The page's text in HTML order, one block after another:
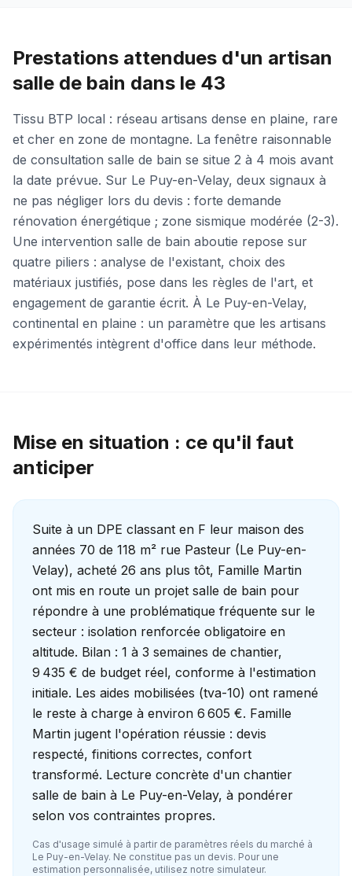
Prestations attendues d'un artisan
salle de bain dans le 43
Tissu BTP local : réseau artisans dense en plaine, rare
et cher en zone de montagne. La fenêtre raisonnable
de consultation salle de bain se situe 2 à 4 mois avant
la date prévue. Sur Le Puy-en-Velay, deux signaux à
ne pas négliger lors du devis : forte demande
rénovation énergétique ; zone sismique modérée (2-3).
Une intervention salle de bain aboutie repose sur
quatre piliers : analyse de l'existant, choix des
matériaux justifiés, pose dans les règles de l'art, et
engagement de garantie écrit. À Le Puy-en-Velay,
continental en plaine : un paramètre que les artisans
expérimentés intègrent d'office dans leur méthode.
Mise en situation : ce qu'il faut
anticiper
Suite à un DPE classant en F leur maison des
années 70 de 118 m² rue Pasteur (Le Puy-en-
Velay), acheté 26 ans plus tôt, Famille Martin
ont mis en route un projet salle de bain pour
répondre à une problématique fréquente sur le
secteur : isolation renforcée obligatoire en
altitude. Bilan : 1 à 3 semaines de chantier,
9 435 € de budget réel, conforme à l'estimation
initiale. Les aides mobilisées (tva-10) ont ramené
le reste à charge à environ 6 605 €. Famille
Martin jugent l'opération réussie : devis
respecté, finitions correctes, confort
transformé. Lecture concrète d'un chantier
salle de bain à Le Puy-en-Velay, à pondérer
selon vos contraintes propres.
Cas d'usage simulé à partir de paramètres réels du marché à
Le Puy-en-Velay. Ne constitue pas un devis. Pour une
estimation personnalisée, utilisez notre simulateur.